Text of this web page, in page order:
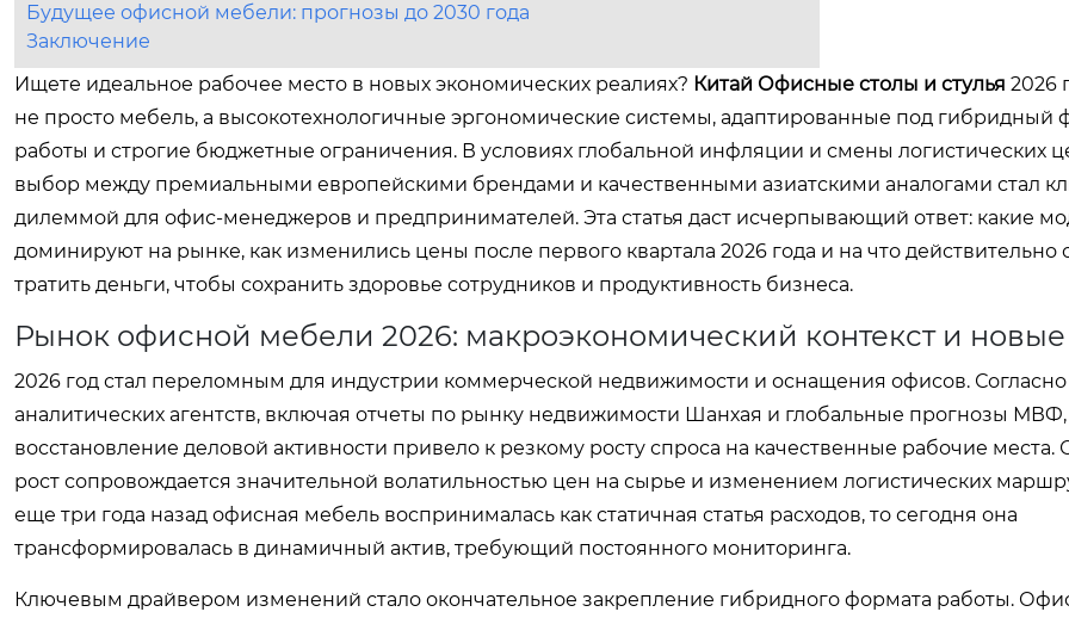
Будущее офисной мебели: прогнозы до 2030 года
Заключение
Ищете идеальное рабочее место в новых экономических реалиях? Китай Офисные столы и стулья 2026
не просто мебель, а высокотехнологичные эргономические системы, адаптированные под гибридный
работы и строгие бюджетные ограничения. В условиях глобальной инфляции и смены логистических
выбор между премиальными европейскими брендами и качественными азиатскими аналогами стал
дилеммой для офис-менеджеров и предпринимателей. Эта статья даст исчерпывающий ответ: какие
доминируют на рынке, как изменились цены после первого квартала 2026 года и на что действительно
тратить деньги, чтобы сохранить здоровье сотрудников и продуктивность бизнеса.
Рынок офисной мебели 2026: макроэкономический контекст и
2026 год стал переломным для индустрии коммерческой недвижимости и оснащения офисов.
аналитических агентств, включая отчеты по рынку недвижимости Шанхая и глобальные прогнозы МВФ,
восстановление деловой активности привело к резкому росту спроса на качественные рабочие места.
рост сопровождается значительной волатильностью цен на сырье и изменением логистических
еще три года назад офисная мебель воспринималась как статичная статья расходов, то сегодня она
трансформировалась в динамичный актив, требующий постоянного мониторинга.
Ключевым драйвером изменений стало окончательное закрепление гибридного формата работы.